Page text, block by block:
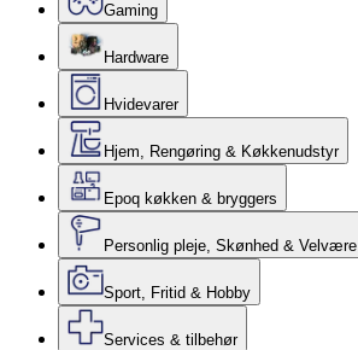
Gaming
Hardware
Hvidevarer
Hjem, Rengøring & Køkkenudstyr
Epoq køkken & bryggers
Personlig pleje, Skønhed & Velvære
Sport, Fritid & Hobby
Services & tilbehør